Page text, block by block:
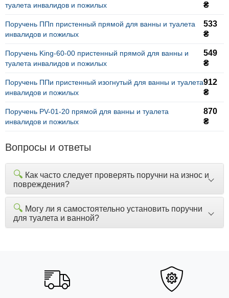
туалета инвалидов и пожилых
₴
Поручень ППп пристенный прямой для ванны и туалета
инвалидов и пожилых
533
₴
Поручень King-60-00 пристенный прямой для ванны и
туалета инвалидов и пожилых
549
₴
Поручень ППи пристенный изогнутый для ванны и туалета
инвалидов и пожилых
912
₴
Поручень PV-01-20 прямой для ванны и туалета
инвалидов и пожилых
870
₴
Вопросы и ответы
🔍 Как часто следует проверять поручни на износ и
повреждения?
🔍 Могу ли я самостоятельно установить поручни
для туалета и ванной?